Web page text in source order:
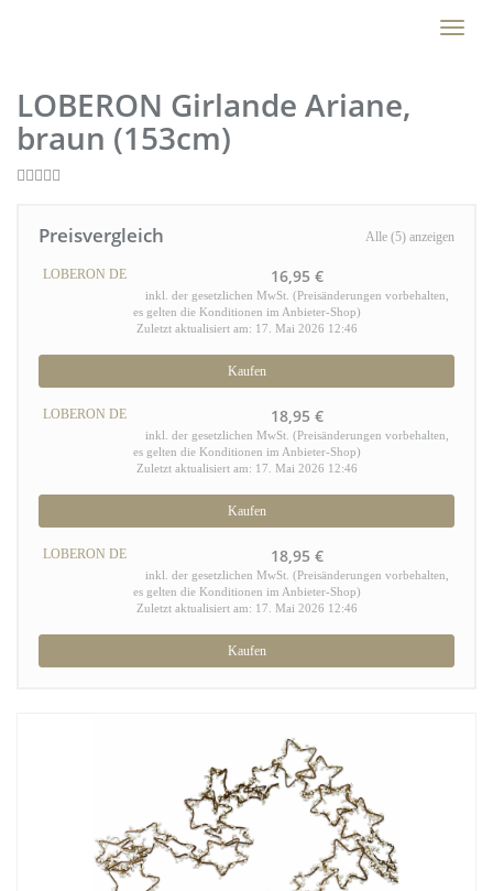
Toggle
LOBERON Girlande Ariane,
braun (153cm)
Alle (5) anzeigen
Preisvergleich
LOBERON DE 16,95 €
inkl. der gesetzlichen MwSt. (Preisänderungen vorbehalten,
es gelten die Konditionen im Anbieter-Shop)
Zuletzt aktualisiert am: 17. Mai 2026 12:46
Kaufen
LOBERON DE 18,95 €
inkl. der gesetzlichen MwSt. (Preisänderungen vorbehalten,
es gelten die Konditionen im Anbieter-Shop)
Zuletzt aktualisiert am: 17. Mai 2026 12:46
Kaufen
LOBERON DE 18,95 €
inkl. der gesetzlichen MwSt. (Preisänderungen vorbehalten,
es gelten die Konditionen im Anbieter-Shop)
Zuletzt aktualisiert am: 17. Mai 2026 12:46
Kaufen